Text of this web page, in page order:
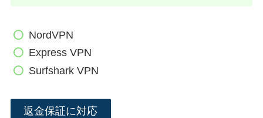
NordVPN
Express VPN
Surfshark VPN
返金保証に対応